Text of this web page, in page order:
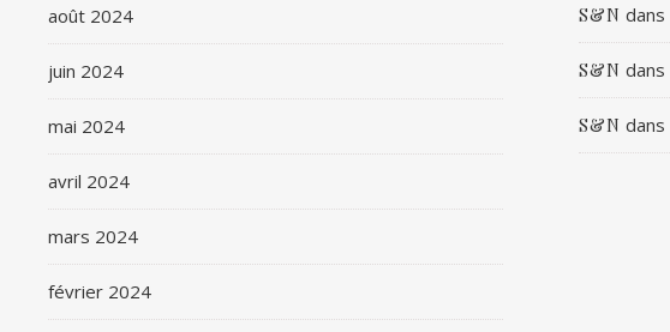
août 2024
juin 2024
mai 2024
avril 2024
mars 2024
février 2024
S&N dans
S&N dans
S&N dans